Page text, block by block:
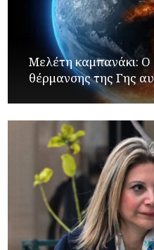
Μελέτη καμπανάκι: Ο
θέρμανσης της Γης